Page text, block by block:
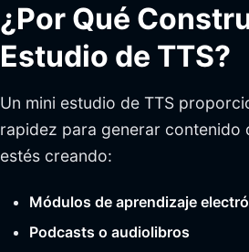
¿Por Qué
Estudio de TTS?
Un mini estudio de TTS
rapidez para generar contenido
estés creando:
Módulos de aprendizaje
Podcasts o audiolibros